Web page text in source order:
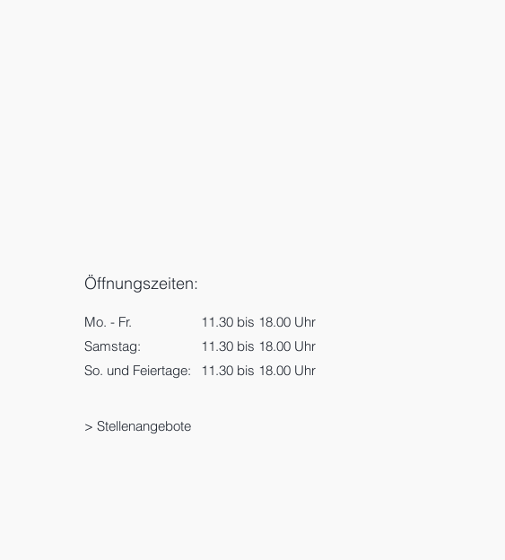
Öffnungszeiten:
Mo. - Fr.
Samstag:
So. und Feiertage:
11.30 bis 18.00 Uhr
11.30 bis 18.00 Uhr
11.30 bis 18.00 Uhr
> Stellenangebote